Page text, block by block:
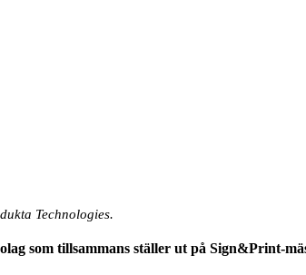
Technologies.
som tillsammans ställer ut på Sign&Print-